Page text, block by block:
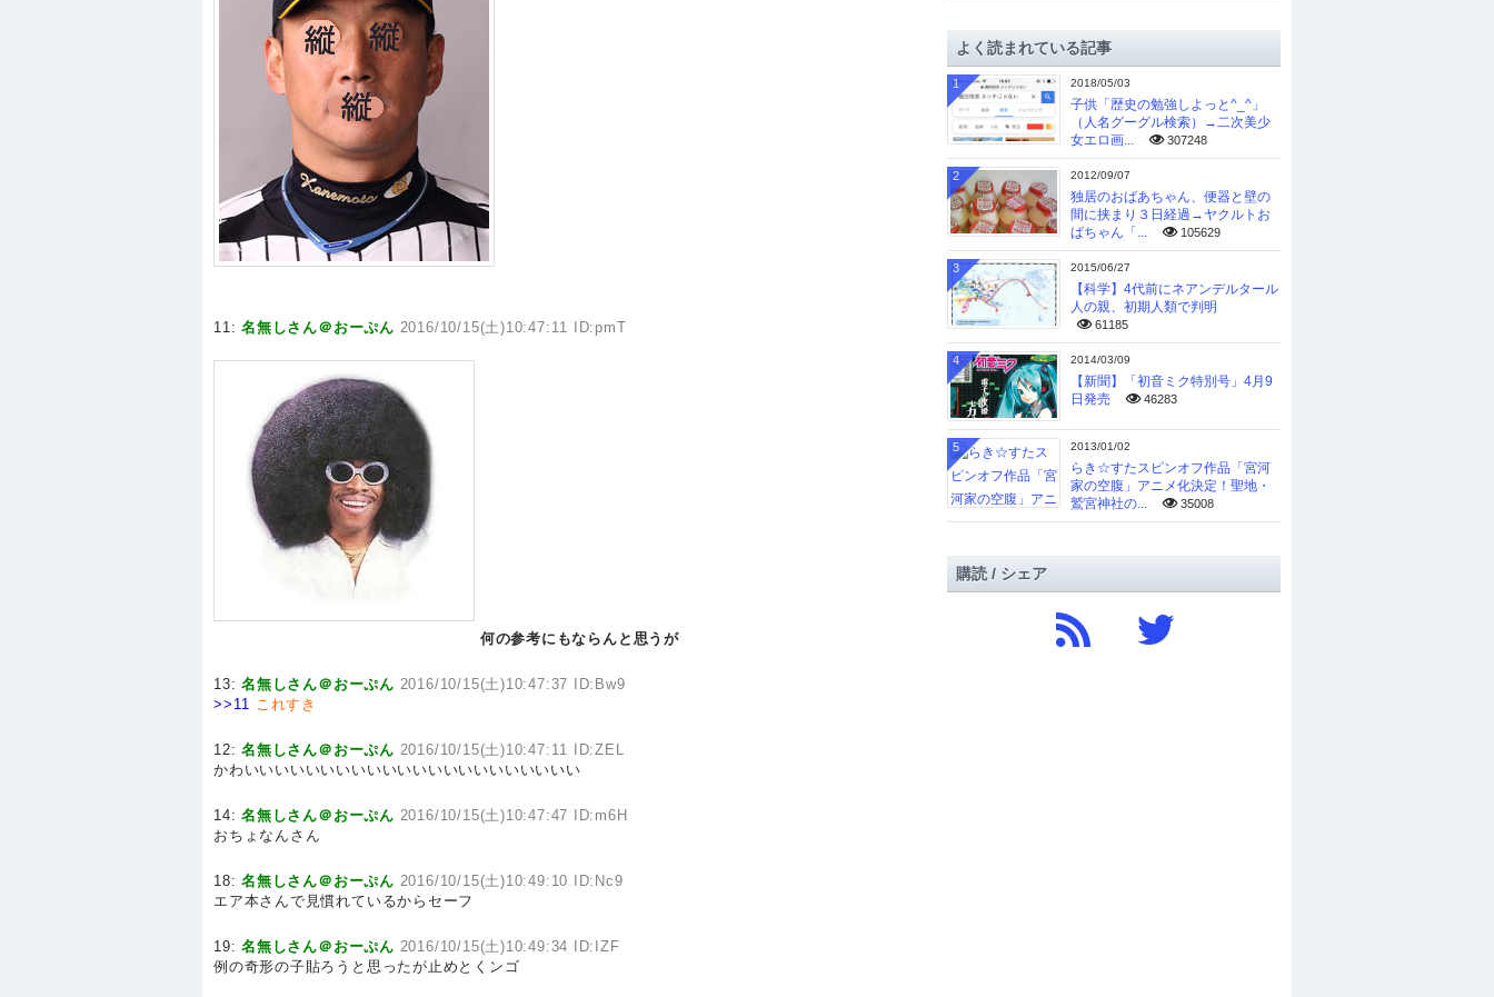
11:名無しさん＠おーぷん 2016/10/15(土)10:47:11 ID:pmT
何の参考にもならんと思うが
13:名無しさん＠おーぷん 2016/10/15(土)10:47:37 ID:Bw9
>>11 これすき
12:名無しさん＠おーぷん 2016/10/15(土)10:47:11 ID:ZEL
かわいいいいいいいいいいいいいいいいいいいいいい
14:名無しさん＠おーぷん 2016/10/15(土)10:47:47 ID:m6H
おちょなんさん
18:名無しさん＠おーぷん 2016/10/15(土)10:49:10 ID:Nc9
エア本さんで見慣れているからセーフ
19:名無しさん＠おーぷん 2016/10/15(土)10:49:34 ID:IZF
例の奇形の子貼ろうと思ったが止めとくンゴ
ブよく読まれている記事
2018/05/03
子供「歴史の勉強しよっと^_^」
（人名グーグル検索）→二次美少
女エロ画...
307248
1
2012/09/07
独居のおばあちゃん、便器と壁の
間に挟まり３日経過→ヤクルトお
ばちゃん「...
105629
2
2015/06/27
【科学】4代前にネアンデルタール
人の親、初期人類で判明
61185
3
2014/03/09
【新聞】「初音ミク特別号」4月9
日発売
46283
4
2013/01/02
らき☆すたスピンオフ作品「宮河
家の空腹」アニメ化決定！聖地・
鷲宮神社の...
35008
5
購読 / シェア